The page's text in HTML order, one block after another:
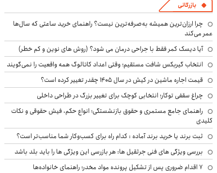
بازرگانی
چرا ارزان‌ترین همیشه به‌صرفه‌ترین نیست؟ راهنمای خرید ساعتی که سال‌ها
عمر می‌کند
آیا دیسک کمر فقط با جراحی درمان می شود؟ (روش های نوین و کم خطر)
انتخاب گیربکس شافت مستقیم؛ وقتی اعداد کاتالوگ همه واقعیت را نمی‌گویند
قیمت اجاره ماشین در کیش در سال ۱۴۰۵ چقدر تغییر کرده است؟
چراغ سقفی توکار؛ انتخابی کوچک برای تغییر بزرگ در طراحی داخلی
راهنمای جامع مستمری و حقوق بازنشستگی؛ انواع حکم، فیش حقوقی و نکات
کلیدی
ثبت برند یا خرید برند آماده : کدام راه برای کسب‌وکار شما مناسب‌تر است؟
بررسی ویژگی های فنی جرثقیل ها: هر بازرسی این ویژگی ها را باید بلد باشد
۷ اقدام ضروری پس از تشکیل پرونده مواد مخدر؛ راهنمای خانواده‌ها